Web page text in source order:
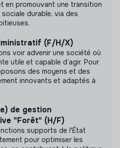
en promouvant une transition
durable, via des
(F/H/X)
voir advenir une société où
utile et capable d’agir. Pour
des moyens et des
innovants et adaptés à
de gestion
"Forêt" (H/F)
supports de l'État
pour optimiser les